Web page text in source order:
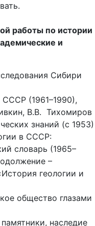
работы по истории
и
Сибири
СССР (1961–1990),
В.В. Тихомиров
знаний (с 1953)
в СССР:
словарь (1965–
–
геологии и
общество глазами
наследие